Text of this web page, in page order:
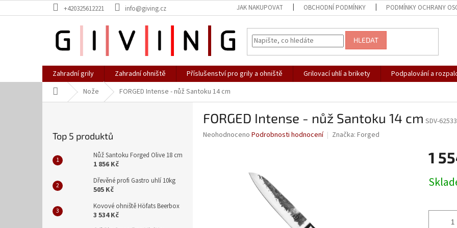
na
+420325612221 info@giving.cz JAK NAKUPOVAT OBCHODNÍ PODMÍNKY PODMÍNKY OCHRANY
HLEDAT
Zahradní grily Zahradní ohniště Příslušenství pro grily a ohniště Grilovací uhlí a brikety Podpalování a
Domů Nože FORGED Intense - nůž Santoku 14 cm
Top 5 produktů
Nůž Santoku Forged Olive 18 cm
1 856 Kč
Dřevěné profi Gastro uhlí 10kg
505 Kč
Kovové ohniště Höfats Beerbox
3 534 Kč
FORGED Intense - nůž Santoku 14 cm SDV-
Průměrné
Neohodnoceno Podrobnosti hodnocení Značka: Forged
1
cena: